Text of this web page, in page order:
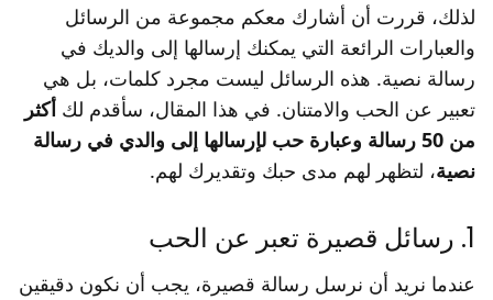
لذلك، قررت أن أشارك معكم مجموعة من الرسائل
والعبارات الرائعة التي يمكنك إرسالها إلى والديك في
رسالة نصية. هذه الرسائل ليست مجرد كلمات، بل هي
تعبير عن الحب والامتنان. في هذا المقال، سأقدم لك أكثر
من 50 رسالة وعبارة حب لإرسالها إلى والدي في رسالة
نصية، لتظهر لهم مدى حبك وتقديرك لهم.
1. رسائل قصيرة تعبر عن الحب
عندما نريد أن نرسل رسالة قصيرة، يجب أن نكون دقيقين